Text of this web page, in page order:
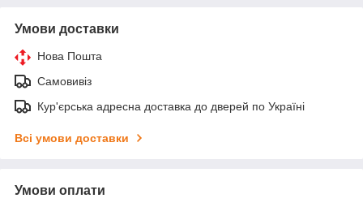
Умови доставки
Нова Пошта
Самовивіз
Кур'єрська адресна доставка до дверей по Україні
Всі умови доставки
Умови оплати